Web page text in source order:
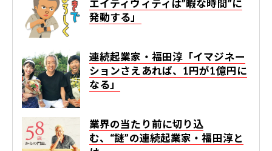
エイティヴィティは”暇な時間”に
発動する」
連続起業家・福田淳「イマジネー
ションさえあれば、1円が1億円に
なる」
業界の当たり前に切り込
む、“謎”の連続起業家・福田淳と